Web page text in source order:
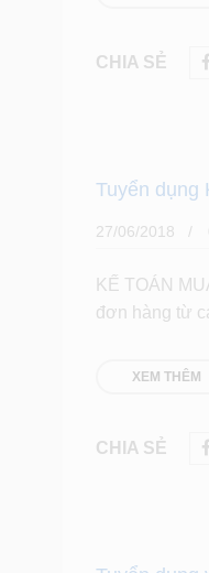
CHIA SẺ
Tuyển dụng
27/06/2018
KẾ TOÁN
đơn hàng từ
XEM THÊM
CHIA SẺ